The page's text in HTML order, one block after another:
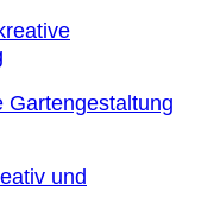
Gartengestaltung